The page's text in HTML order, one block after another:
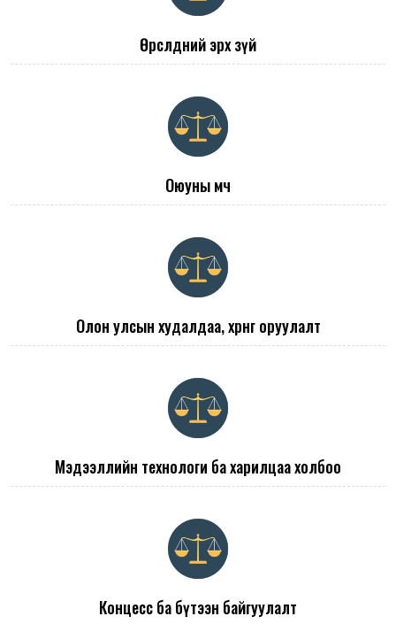
Өрсөлдөөний эрх зүй
Оюуны өмч
Олон улсын худалдаа, хөрөнгө оруулалт
Мэдээллийн технологи ба харилцаа холбоо
Концесс ба бүтээн байгуулалт